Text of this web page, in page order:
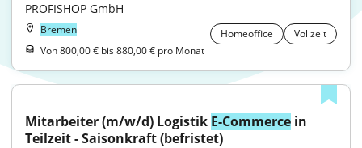
PROFISHOP GmbH
Bremen Homeoffice
Vollzeit
Von 800,00 € bis 880,00 € pro Monat
Mitarbeiter (m/w/d) Logistik E-Commerce in
Teilzeit - Saisonkraft (befristet)